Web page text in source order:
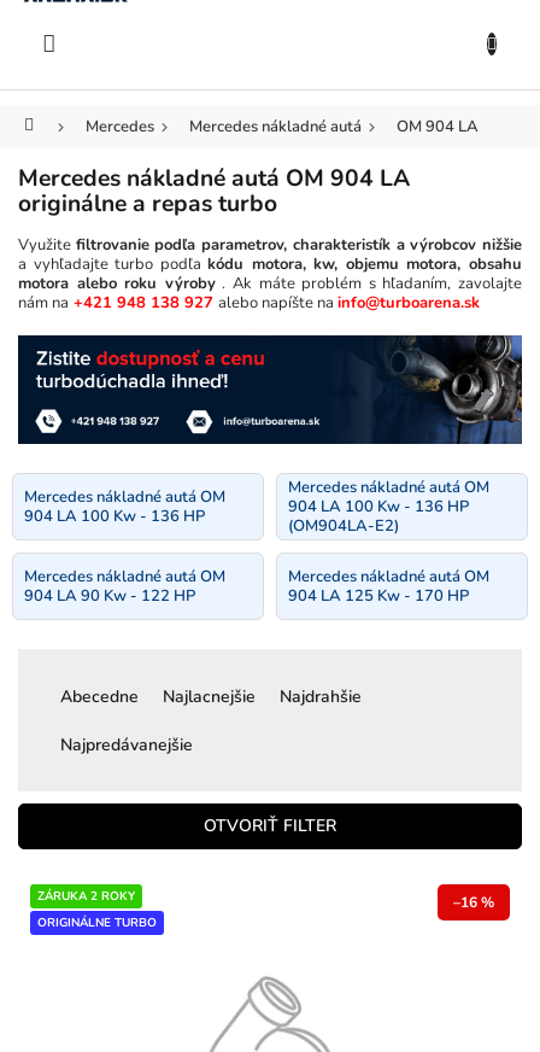
Prejsť
obsah
DomovMercedes Mercedes nákladné autá OM 904 LA
Mercedes nákladné autá OM 904 LA
originálne a repas turbo
Využite filtrovanie podľa parametrov, charakteristík a výrobcov nižšie
a vyhľadajte turbo podľakódu motora, kw, objemu motora, obsahu
motora alebo roku výroby. Ak máte problém s hľadaním, zavolajte
nám na +421 948 138 927 alebo napíšte na info@turboarena.sk
Mercedes nákladné autá OM
904 LA 100 Kw - 136 HP
Mercedes nákladné autá OM
904 LA 100 Kw - 136 HP
(OM904LA-E2)
Mercedes nákladné autá OM
904 LA 90 Kw - 122 HP
Mercedes nákladné autá OM
904 LA 125 Kw - 170 HP
i
p
r
o
d
Abecedne Najlacnejšie Najdrahšie
Najpredávanejšie
OTVORIŤ FILTER
V
p
ZÁRUKA 2 ROKY
ORIGINÁLNE TURBO
–16 %